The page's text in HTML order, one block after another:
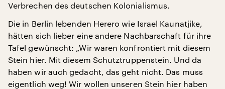
Verbrechen des deutschen Kolonialismus.
Die in Berlin lebenden Herero wie Israel Kaunatjike,
hätten sich lieber eine andere Nachbarschaft für ihre
Tafel gewünscht: „Wir waren konfrontiert mit diesem
Stein hier. Mit diesem Schutztruppenstein. Und da
haben wir auch gedacht, das geht nicht. Das muss
eigentlich weg! Wir wollen unseren Stein hier haben